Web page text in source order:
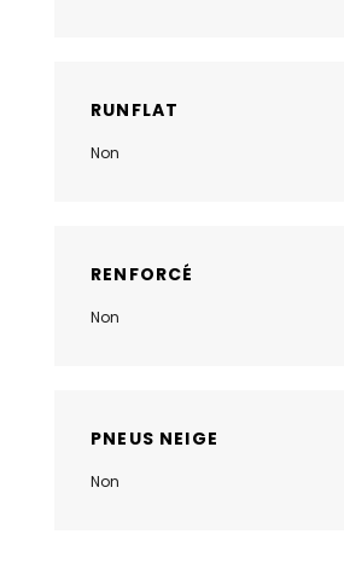
RUNFLAT
Non
RENFORCÉ
Non
PNEUS NEIGE
Non